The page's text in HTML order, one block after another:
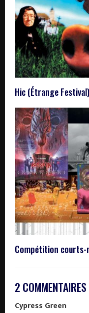
Hic (Étrange Festival)
Compétition
2 COMMENTAIRES
Cypress Green